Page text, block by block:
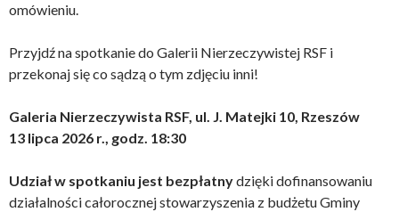
omówieniu.
Przyjdź na spotkanie do Galerii Nierzeczywistej RSF i
przekonaj się co sądzą o tym zdjęciu inni!
Galeria Nierzeczywista RSF, ul. J. Matejki 10, Rzeszów
13 lipca 2026 r., godz. 18:30
Udział w spotkaniu jest bezpłatnydzięki dofinansowaniu
działalności całorocznej stowarzyszenia z budżetu Gminy